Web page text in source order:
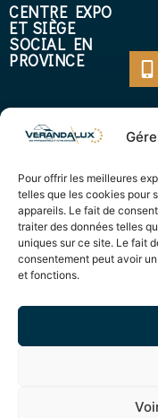
Pour offrir les meilleures
telles que les cookies pour
appareils. Le fait de
traiter des données telles
uniques sur ce site. Le fait
consentement peut avoir
et fonctions.
CENTRE EXPO
ET SIÈGE
SOCIAL EN
PROVINCE
EN RÉGION
PARISIENNE